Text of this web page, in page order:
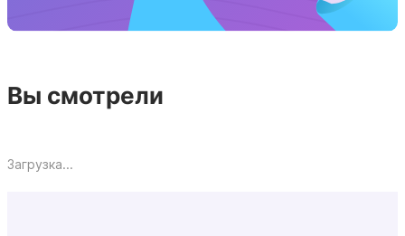
Вы смотрели
Загрузка...